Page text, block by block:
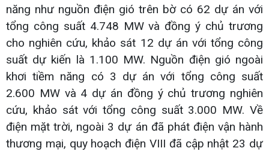
năng như nguồn điện gió trên bờ có 62 dự án với
tổng công suất 4.748 MW và đồng ý chủ trương
cho nghiên cứu, khảo sát 12 dự án với tổng công
suất dự kiến là 1.100 MW. Nguồn điện gió ngoài
khơi tiềm năng có 3 dự án với tổng công suất
2.600 MW và 4 dự án đồng ý chủ trương nghiên
cứu, khảo sát với tổng công suất 3.000 MW. Về
điện mặt trời, ngoài 3 dự án đã phát điện vận hành
thương mại, quy hoạch điện VIII đã cập nhật 23 dự